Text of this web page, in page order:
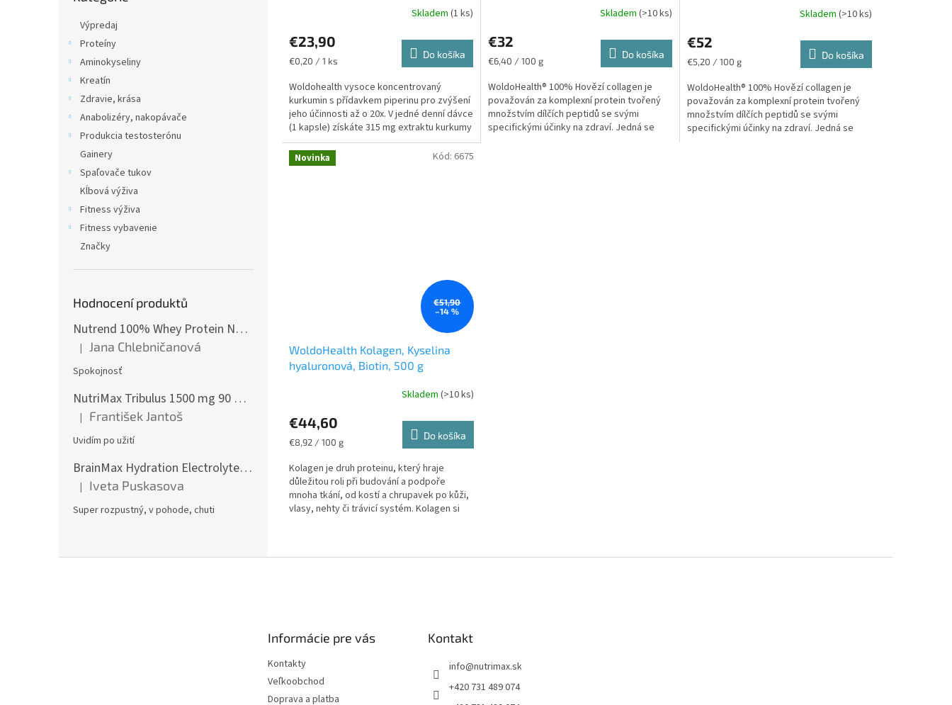
Výpredaj
Proteíny
Aminokyseliny
Kreatín
Zdravie, krása
Anabolizéry, nakopávače
Produkcia testosterónu
Gainery
Spaľovače tukov
Kĺbová výživa
Fitness výživa
Fitness vybavenie
Značky
Hodnocení produktů
Nutrend 100% Whey Protein NEW 2250 g
Hodnotenie produktu je 5 z 5 hviezdičiek.
| Jana Chlebničanová
Spokojnosť
NutriMax Tribulus 1500 mg 90 %, Kotvičník, Extra silný, 90 tablet
Hodnotenie produktu je 5 z 5 hviezdičiek.
| František Jantoš
Uvidím po užití
BrainMax Hydration Electrolytes, Hydratační elektrolyty, Citrón, 300 g
Hodnotenie produktu je 5 z 5 hviezdičiek.
| Iveta Puskasova
Super rozpustný, v pohode, chuti
Skladem (1 ks)
€23,90
Jednotková
€0,20 / 1 ks
Do košíka
Woldohealth vysoce koncentrovaný
kurkumin s přídavkem piperinu pro zvýšení
jeho účinnosti až o 20x. V jedné denní dávce
(1 kapsle) získáte 315 mg extraktu kurkumy
z toho 299 mg...
Skladem (>10 ks)
€32
Jednotková
€6,40 / 100 g
Do košíka
WoldoHealth® 100% Hovězí collagen je
považován za komplexní protein tvořený
množstvím dílčích peptidů se svými
specifickými účinky na zdraví. Jedná se
Skladem (>10 ks)
€52
Jednotková
€5,20 / 100 g
Do košíka
WoldoHealth® 100% Hovězí collagen je
považován za komplexní protein tvořený
množstvím dílčích peptidů se svými
specifickými účinky na zdraví. Jedná se
Novinka
€51,90
–14 %
WoldoHealth Kolagen, Kyselina
hyaluronová, Biotin, 500 g
Skladem (>10 ks)
€44,60
Jednotková
€8,92 / 100 g
Do košíka
Kolagen je druh proteinu, který hraje
důležitou roli při budování a podpoře
mnoha tkání, od kostí a chrupavek po kůži,
vlasy, nehty či trávicí systém. Kolagen si
Kód: 6675
v
Informácie pre vás
Kontakty
Veľkoobchod
Doprava a platba
Kontakt
info@nutrimax.sk
+420 731 489 074